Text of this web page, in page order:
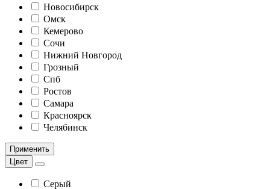
Новосибирск
Омск
Кемерово
Сочи
Нижний Новгород
Грозный
Спб
Ростов
Самара
Красноярск
Челябинск
Применить
Цвет
Серый